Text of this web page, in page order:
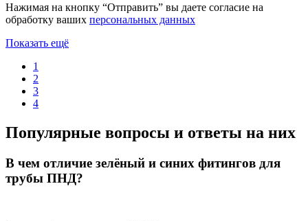
Нажимая на кнопку “Отправить” вы даете согласие на
обработку ваших персональных данных
Показать ещё
1
2
3
4
Популярные вопросы и ответы на них
В чем отличие зелёный и синих фитингов для
трубы ПНД?